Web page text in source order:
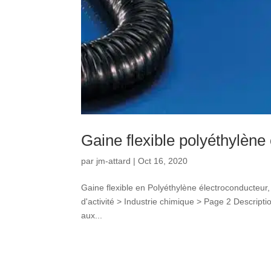
Gaine flexible
par jm-attard |Oct 16, 2020
Gaine flexible en Polyéthylène
d'activité > Industrie chimique > Page 2
aux...